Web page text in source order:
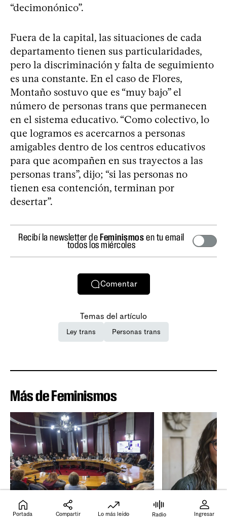
“decimonónico”.
Fuera de la capital, las situaciones de cada
departamento tienen sus particularidades,
pero la discriminación y falta de seguimiento
es una constante. En el caso de Flores,
Montaño sostuvo que es “muy bajo” el
número de personas trans que permanecen
en el sistema educativo. “Como colectivo, lo
que logramos es acercarnos a personas
amigables dentro de los centros educativos
para que acompañen en sus trayectos a las
personas trans”, dijo; “si las personas no
tienen esa contención, terminan por
desertar”.
Recibí la newsletter deFeminismosen tu email
todos los miércoles
Comentar
Temas del artículo
Ley trans Personas trans
Más de Feminismos
VIOLENCIAS DERECHOS
Portada Compartir Lo más leído Radio Ingresar